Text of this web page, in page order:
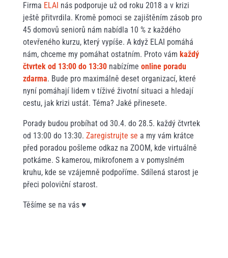
Firma ELAI nás podporuje už od roku 2018 a v krizi
ještě přitvrdila. Kromě pomoci se zajištěním zásob pro
45 domovů seniorů nám nabídla 10 % z každého
otevřeného kurzu, který vypíše. A když ELAI pomáhá
nám, chceme my pomáhat ostatním. Proto vám každý
čtvrtek od 13:00 do 13:30nabízíme online poradu
zdarma. Bude pro maximálně deset organizací, které
nyní pomáhají lidem v tíživé životní situaci a hledají
cestu, jak krizi ustát. Téma? Jaké přinesete.
Porady budou probíhat od 30.4. do 28.5. každý čtvrtek
od 13:00 do 13:30. Zaregistrujte se a my vám krátce
před poradou pošleme odkaz na ZOOM, kde virtuálně
potkáme. S kamerou, mikrofonem a v pomyslném
kruhu, kde se vzájemně podpoříme. Sdílená starost je
přeci poloviční starost.
Těšíme se na vás ♥